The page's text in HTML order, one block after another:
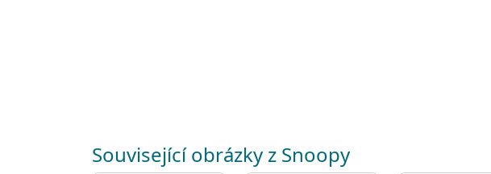
Související obrázky z Snoopy